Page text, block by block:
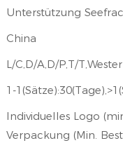
Unterstützung
China
L/C,D/A,D/P,T/
1-
Individuelles Logo
Verpackung (Min.